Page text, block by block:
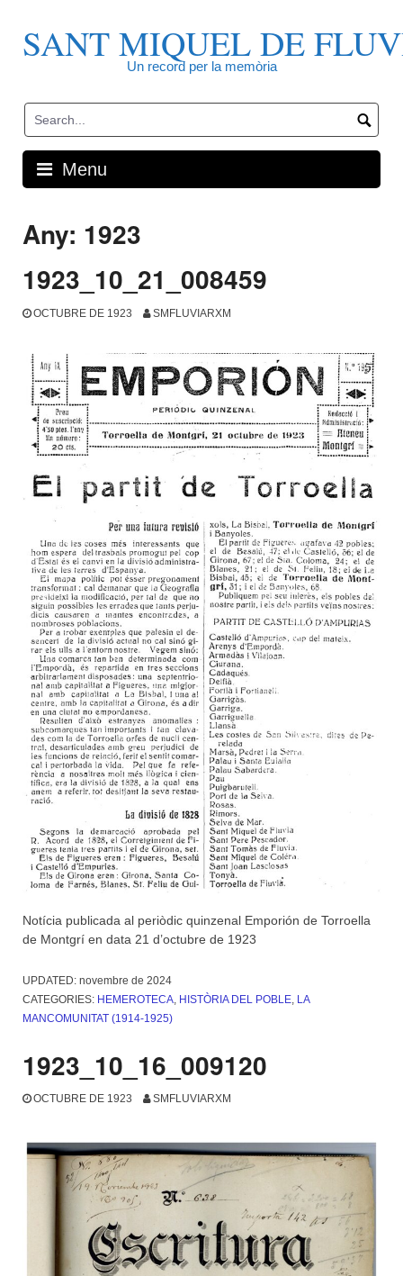
contentSANT MIQUEL DE
Un record per la memòria
Menu
Any: 1923
1923_10_21_008459
OCTUBRE DE 1923 SMFLUVIARXM
Notícia publicada al periòdic quinzenal Emporión de Torroella
de Montgrí en data 21 d’octubre de 1923
UPDATED: novembre de 2024
CATEGORIES: HEMEROTECA, HISTÒRIA DEL POBLE, LA
MANCOMUNITAT (1914-1925)
1923_10_16_009120
OCTUBRE DE 1923 SMFLUVIARXM